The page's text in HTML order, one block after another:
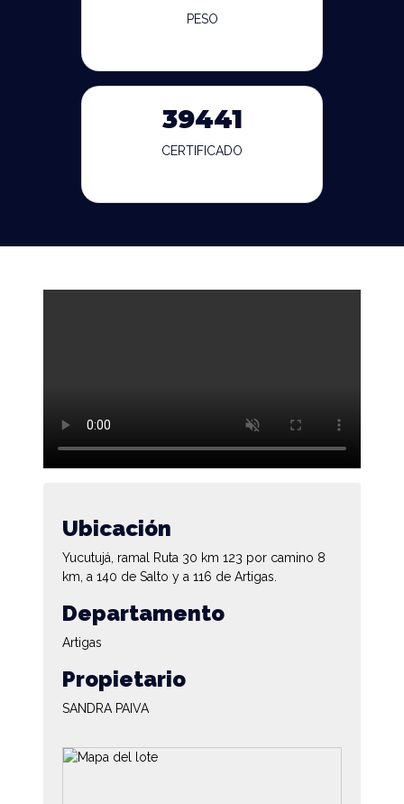
PESO
39441
CERTIFICADO
Ubicación
Yucutujá, ramal Ruta 30 km 123 por camino 8
km, a 140 de Salto y a 116 de Artigas.
Departamento
Artigas
Propietario
SANDRA PAIVA